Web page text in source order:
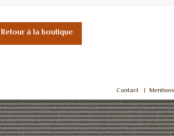
Retour à la boutique
Contact